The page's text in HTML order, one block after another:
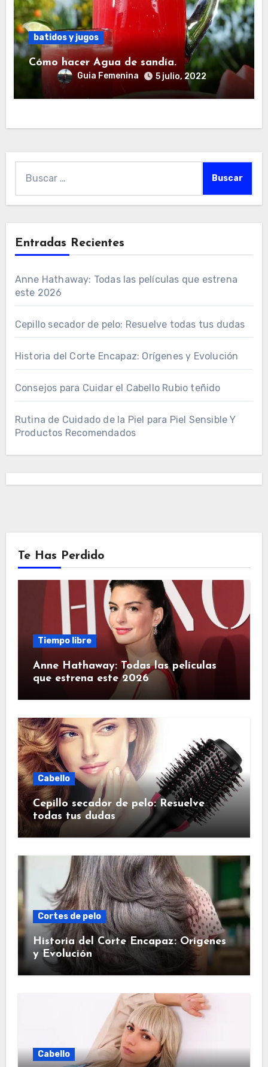
batidos y jugos
Cómo hacer Agua de sandía.
Guia Femenina 5 julio, 2022
Entradas Recientes
Anne Hathaway: Todas las películas que estrena
este 2026
Cepillo secador de pelo: Resuelve todas tus dudas
Historia del Corte Encapaz: Orígenes y Evolución
Consejos para Cuidar el Cabello Rubio teñido
Rutina de Cuidado de la Piel para Piel Sensible Y
Productos Recomendados
Te Has Perdido
Tiempo libre
Anne Hathaway: Todas las películas
que estrena este 2026
Cabello
Cepillo secador de pelo: Resuelve
todas tus dudas
Cortes de pelo
Historia del Corte Encapaz: Orígenes
y Evolución
Cabello